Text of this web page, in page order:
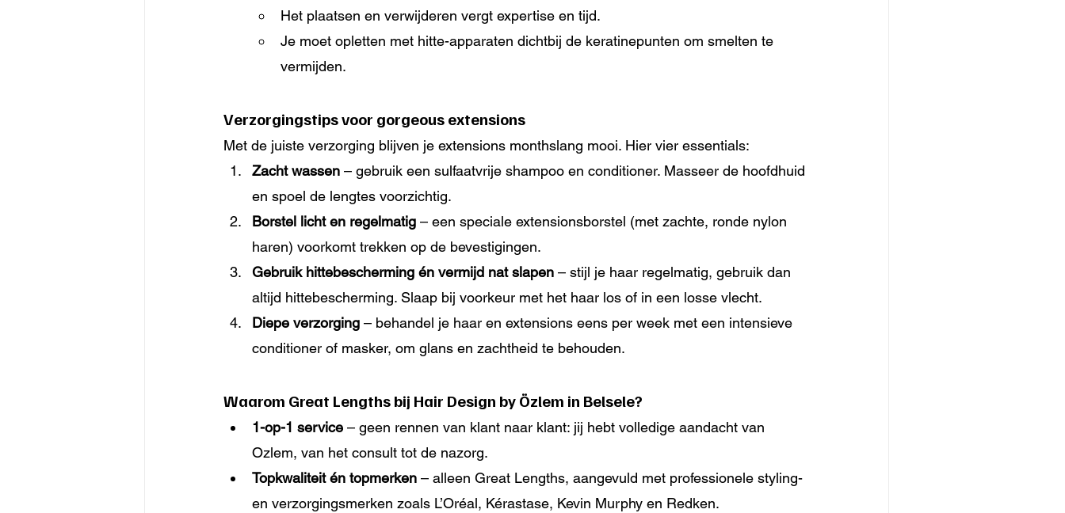
Het plaatsen en verwijderen vergt expertise en tijd.
Je moet opletten met hitte-apparaten dichtbij de keratinepunten om smelten te
vermijden.
Verzorgingstips voor gorgeous extensions
Met de juiste verzorging blijven je extensions monthslang mooi. Hier vier essentials:
Zacht wassen – gebruik een sulfaatvrije shampoo en conditioner. Masseer de hoofdhuid
en spoel de lengtes voorzichtig.
Borstel licht en regelmatig – een speciale extensionsborstel (met zachte, ronde nylon
haren) voorkomt trekken op de bevestigingen.
Gebruik hittebescherming én vermijd nat slapen – stijl je haar regelmatig, gebruik dan
altijd hittebescherming. Slaap bij voorkeur met het haar los of in een losse vlecht.
Diepe verzorging – behandel je haar en extensions eens per week met een intensieve
conditioner of masker, om glans en zachtheid te behouden.
Waarom Great Lengths bij Hair Design by Özlem in Belsele?
1-op-1 service – geen rennen van klant naar klant: jij hebt volledige aandacht van
Ozlem, van het consult tot de nazorg.
Topkwaliteit én topmerken – alleen Great Lengths, aangevuld met professionele styling-
en verzorgingsmerken zoals L’Oréal, Kérastase, Kevin Murphy en Redken.